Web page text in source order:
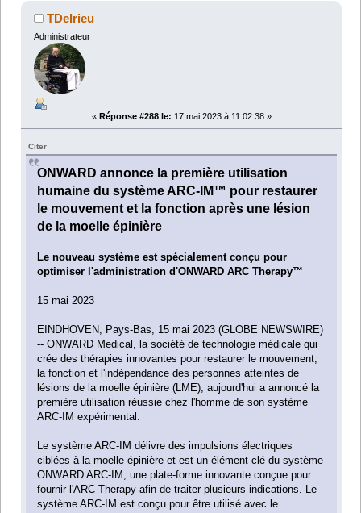
TDelrieu
Administrateur
« Réponse #288 le: 17 mai 2023 à 11:02:38 »
Citer
ONWARD annonce la première utilisation
humaine du système ARC-IM™ pour restaurer
le mouvement et la fonction après une lésion
de la moelle épinière
Le nouveau système est spécialement conçu pour
optimiser l'administration d'ONWARD ARC Therapy™
15 mai 2023
EINDHOVEN, Pays-Bas, 15 mai 2023 (GLOBE NEWSWIRE)
-- ONWARD Medical, la société de technologie médicale qui
crée des thérapies innovantes pour restaurer le mouvement,
la fonction et l'indépendance des personnes atteintes de
lésions de la moelle épinière (LME), aujourd'hui a annoncé la
première utilisation réussie chez l'homme de son système
ARC-IM expérimental.
Le système ARC-IM délivre des impulsions électriques
ciblées à la moelle épinière et est un élément clé du système
ONWARD ARC-IM, une plate-forme innovante conçue pour
fournir l'ARC Therapy afin de traiter plusieurs indications. Le
système ARC-IM est conçu pour être utilisé avec le